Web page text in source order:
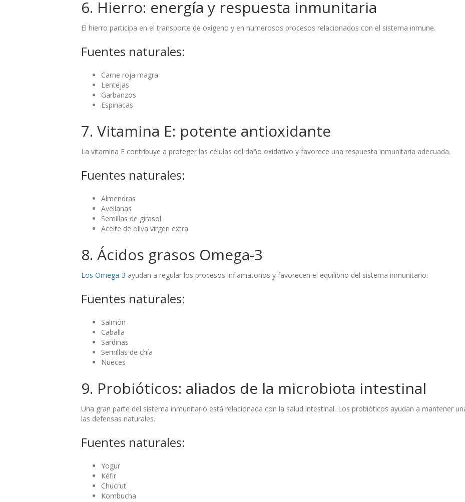
6. Hierro: energía y respuesta inmunitaria
El hierro participa en el transporte de oxígeno y en numerosos procesos relacionados con el sistema inmune.
Fuentes naturales:
Carne roja magra
Lentejas
Garbanzos
Espinacas
7. Vitamina E: potente antioxidante
La vitamina E contribuye a proteger las células del daño oxidativo y favorece una respuesta inmunitaria adecuada.
Fuentes naturales:
Almendras
Avellanas
Semillas de girasol
Aceite de oliva virgen extra
8. Ácidos grasos Omega-3
Los Omega-3 ayudan a regular los procesos inflamatorios y favorecen el equilibrio del sistema inmunitario.
Fuentes naturales:
Salmón
Caballa
Sardinas
Semillas de chía
Nueces
9. Probióticos: aliados de la microbiota intestinal
Una gran parte del sistema inmunitario está relacionada con la salud intestinal. Los probióticos ayudan a mantener
las defensas naturales.
Fuentes naturales:
Yogur
Kéfir
Chucrut
Kombucha